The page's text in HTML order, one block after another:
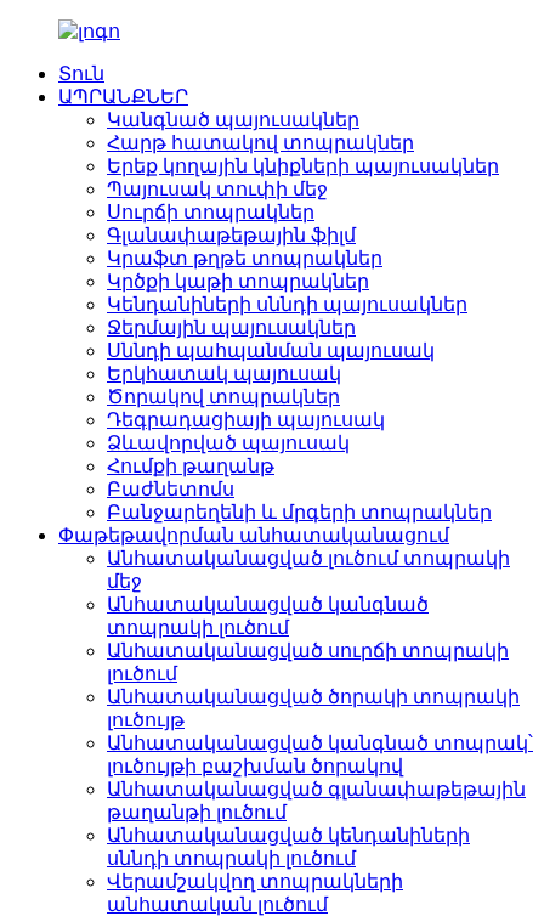
Տուն
ԱՊՐԱՆՔՆԵՐ
Կանգնած պայուսակներ
Հարթ հատակով տոպրակներ
Երեք կողային կնիքների պայուսակներ
Պայուսակ տուփի մեջ
Սուրճի տոպրակներ
Գլանափաթեթային ֆիլմ
Կրաֆտ թղթե տոպրակներ
Կրծքի կաթի տոպրակներ
Կենդանիների սննդի պայուսակներ
Ջերմային պայուսակներ
Սննդի պահպանման պայուսակ
Երկհատակ պայուսակ
Ծորակով տոպրակներ
Դեգրադացիայի պայուսակ
Ձևավորված պայուսակ
Հումքի թաղանթ
Բաժնետոմս
Բանջարեղենի և մրգերի տոպրակներ
Փաթեթավորման անհատականացում
Անհատականացված լուծում տոպրակի
մեջ
Անհատականացված կանգնած
տոպրակի լուծում
Անհատականացված սուրճի տոպրակի
լուծում
Անհատականացված ծորակի տոպրակի
լուծույթ
Անհատականացված կանգնած տոպրակ՝
լուծույթի բաշխման ծորակով
Անհատականացված գլանափաթեթային
թաղանթի լուծում
Անհատականացված կենդանիների
սննդի տոպրակի լուծում
Վերամշակվող տոպրակների
անհատական ​​լուծում